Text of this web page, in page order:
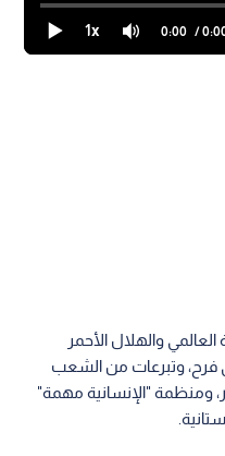
1x 0:00 /
والهلال الأحمر
فرح، وتبرعات من الشعب
ومنظمة "الإنسانية مهمة"